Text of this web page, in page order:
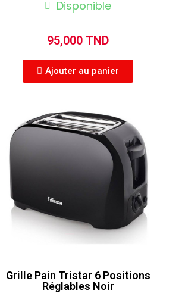
Disponible
95,000 TND
Ajouter au panier
Grille Pain Tristar 6 Positions
Réglables Noir